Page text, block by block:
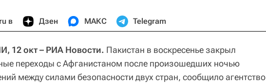
в Дзен МАКС Telegram
12 окт – РИА Новости. Пакистан в воскресенье закрыл
переходы с Афганистаном после произошедших ночью
между силами безопасности двух стран, сообщило агентство